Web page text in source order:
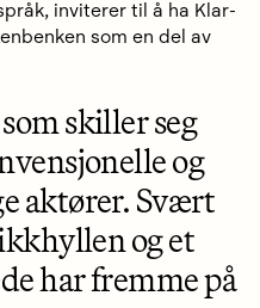
inviterer til å ha Klar-
som en del av
skiller seg
og
aktører. Svært
og et
har fremme på